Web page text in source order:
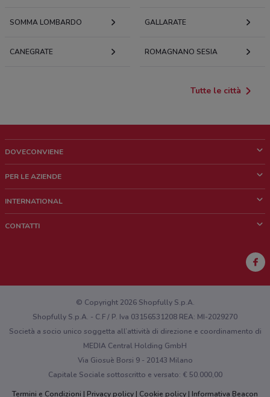
SOMMA LOMBARDO GALLARATE
CANEGRATE ROMAGNANO SESIA
Tutte le città
DOVECONVIENE
Chi siamo
Lavora con noi
PER LE AZIENDE
Richieste commerciali e marketing
INTERNATIONAL
CONTATTI
Hai un malfunzionamento sul web o sull'app?
© Copyright 2026 Shopfully S.p.A.
Shopfully S.p.A. - C.F / P. Iva 03156531208 REA: MI-2029270
Società a socio unico soggetta all’attività di direzione e coordinamento di
MEDIA Central Holding GmbH
Via Giosuè Borsi 9 - 20143 Milano
Capitale Sociale sottoscritto e versato: € 50.000,00
Termini e Condizioni
Privacy policy Cookie policy Informativa Beacon